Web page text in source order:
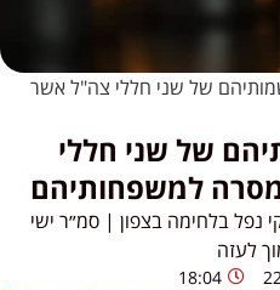
של שני חללי צה"ל אשר
של שני חללי
למשפחותיהם
נפל בלחימה בצפון | סמ״ר ישי
לעזה
18:04